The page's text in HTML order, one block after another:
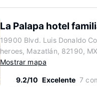
La Palapa hotel
19900 Blvd. Luis Donaldo
heroes, Mazatlán, 82190, MX
Mostrar mapa
9.2/10 Excelente 7